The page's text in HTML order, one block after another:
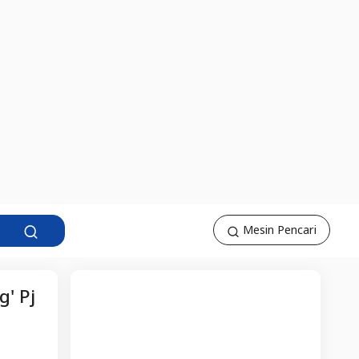
Mesin Pencari
Pj